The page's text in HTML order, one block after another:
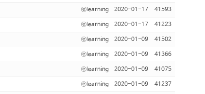
ⓔlearning 2020-01-17 41593
ⓔlearning 2020-01-17 41223
ⓔlearning 2020-01-09 41502
ⓔlearning 2020-01-09 41366
ⓔlearning 2020-01-09 41075
ⓔlearning 2020-01-09 41237